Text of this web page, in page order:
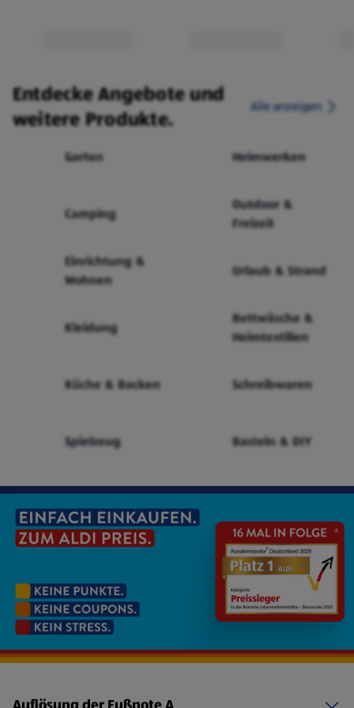
Entdecke Angebote und
weitere Produkte.
Alle anzeigen
Garten Heimwerken
Camping
Outdoor &
Freizeit
Einrichtung &
Wohnen
Urlaub & Strand
Kleidung
Bettwäsche &
Heimtextilien
Küche & Backen Schreibwaren
Spielzeug Basteln & DIY